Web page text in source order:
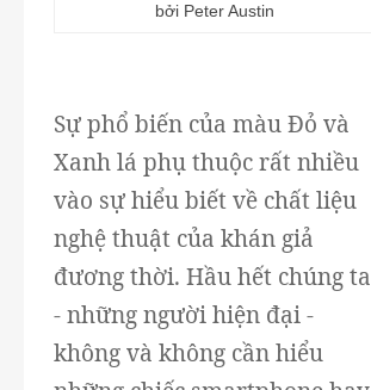
bởi Peter Austin
Sự phổ biến của màu Đỏ và
Xanh lá phụ thuộc rất nhiều
vào sự hiểu biết về chất liệu
nghệ thuật của khán giả
đương thời. Hầu hết chúng ta
- những người hiện đại -
không và không cần hiểu